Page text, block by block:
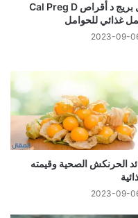
كال بريج د أقراص Cal Preg D
غذائي للحوامل
2023-09-
الحرنكش الصحية وقيمته
2023-09-